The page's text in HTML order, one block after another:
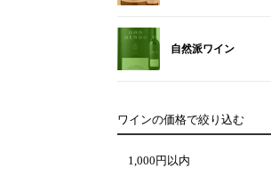
自然派ワイン
ワインの価格で絞り込む
1,000円以内